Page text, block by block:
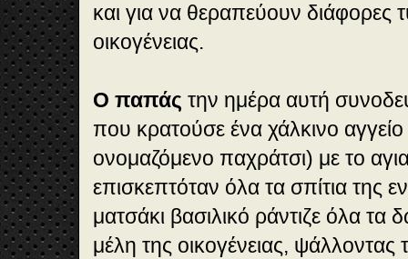
και για να θεραπεύουν διάφορες
οικογένειας.
Ο παπάς την ημέρα αυτή
που κρατούσε ένα χάλκινο αγγείο
ονομαζόμενο παχράτσι) με το
επισκεπτόταν όλα τα σπίτια της
ματσάκι βασιλικό ράντιζε όλα τα
μέλη της οικογένειας,